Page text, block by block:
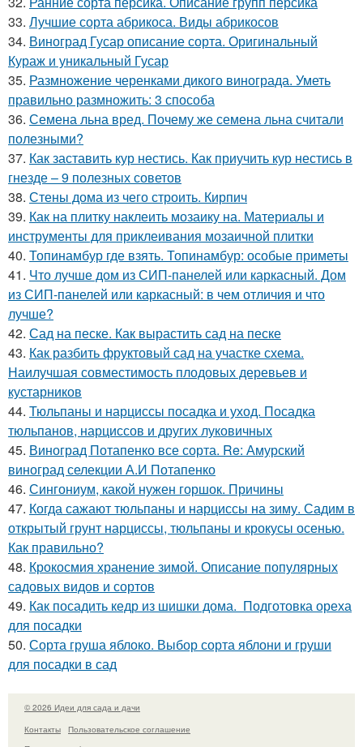
33. Лучшие сорта абрикоса. Виды абрикосов
34. Виноград Гусар описание сорта. Оригинальный
Кураж и уникальный Гусар
35. Размножение черенками дикого винограда. Уметь
правильно размножить: 3 способа
36. Семена льна вред. Почему же семена льна считали
полезными?
37. Как заставить кур нестись. Как приучить кур нестись в
гнезде – 9 полезных советов
38. Стены дома из чего строить. Кирпич
39. Как на плитку наклеить мозаику на. Материалы и
инструменты для приклеивания мозаичной плитки
40. Топинамбур где взять. Топинамбур: особые приметы
41. Что лучше дом из СИП-панелей или каркасный. Дом
из СИП-панелей или каркасный: в чем отличия и что
лучше?
42. Сад на песке. Как вырастить сад на песке
43. Как разбить фруктовый сад на участке схема.
Наилучшая совместимость плодовых деревьев и
кустарников
44. Тюльпаны и нарциссы посадка и уход. Посадка
тюльпанов, нарциссов и других луковичных
45. Виноград Потапенко все сорта. Re: Амурский
виноград селекции А.И Потапенко
46. Сингониум, какой нужен горшок. Причины
47. Когда сажают тюльпаны и нарциссы на зиму. Садим в
открытый грунт нарциссы, тюльпаны и крокусы осенью.
Как правильно?
48. Крокосмия хранение зимой. Описание популярных
садовых видов и сортов
49. Как посадить кедр из шишки дома. Подготовка ореха
для посадки
50. Сорта груша яблоко. Выбор сорта яблони и груши
для посадки в сад
© 2026 Идеи для сада и дачи
Контакты
Пользовательское соглашение